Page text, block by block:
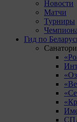
Новости
Матчи
Турниры
Гид по